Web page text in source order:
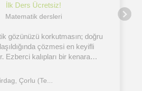
İlk Ders Ücretsiz!
Matematik dersleri
gözünüzü korkutmasın; doğru
çözmesi en keyifli
Ezberci kalıpları bir kenara
özünü kavramayı sağlayan
Çorlu (Te...